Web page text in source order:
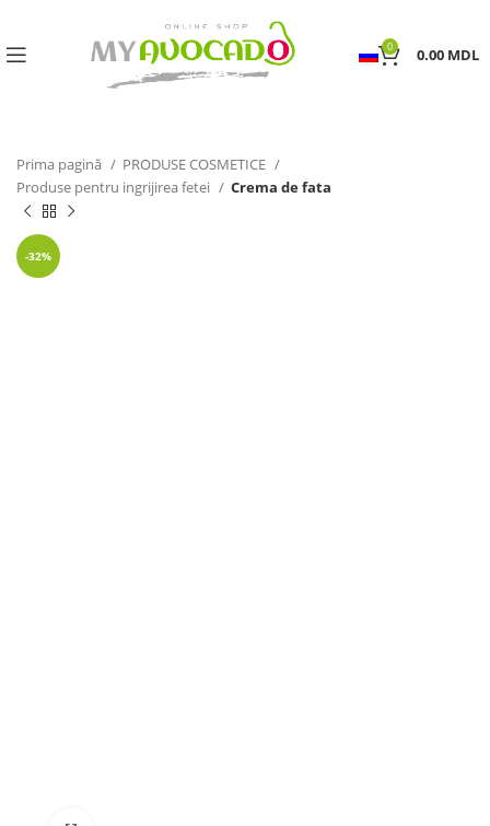
0 0.00 MDL
Prima pagină
PRODUSE COSMETICE
Produse pentru ingrijirea fetei
Crema de fata
-32%